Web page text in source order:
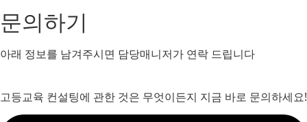
문의하기
아래 정보를 남겨주시면 담당매니저가 연락 드립니다
고등교육 컨설팅에 관한 것은 무엇이든지 지금 바로 문의하세요!